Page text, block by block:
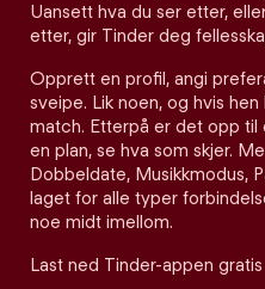
Uansett hva du ser etter,
etter, gir Tinder deg
Opprett en profil, angi
sveipe. Lik noen, og hvis
match. Etterpå er det opp til
en plan, se hva som skjer.
Dobbeldate, Musikkmodus,
laget for alle typer
noe midt imellom.
Last ned Tinder-appen